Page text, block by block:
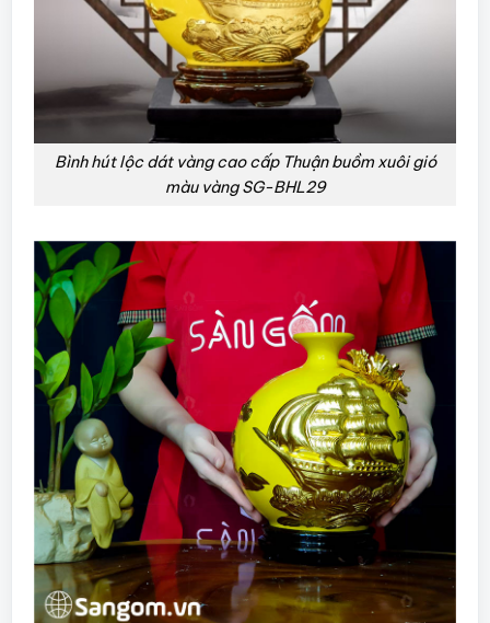
Bình hút lộc dát vàng cao cấp Thuận buồm xuôi gió
màu vàng SG-BHL29